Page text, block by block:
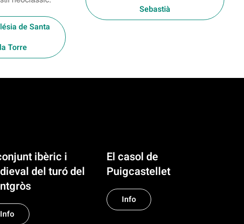
de Santa
Torre
Sebastià
ibèric i
del turó del
Info
El casol de
Puigcastellet
Info